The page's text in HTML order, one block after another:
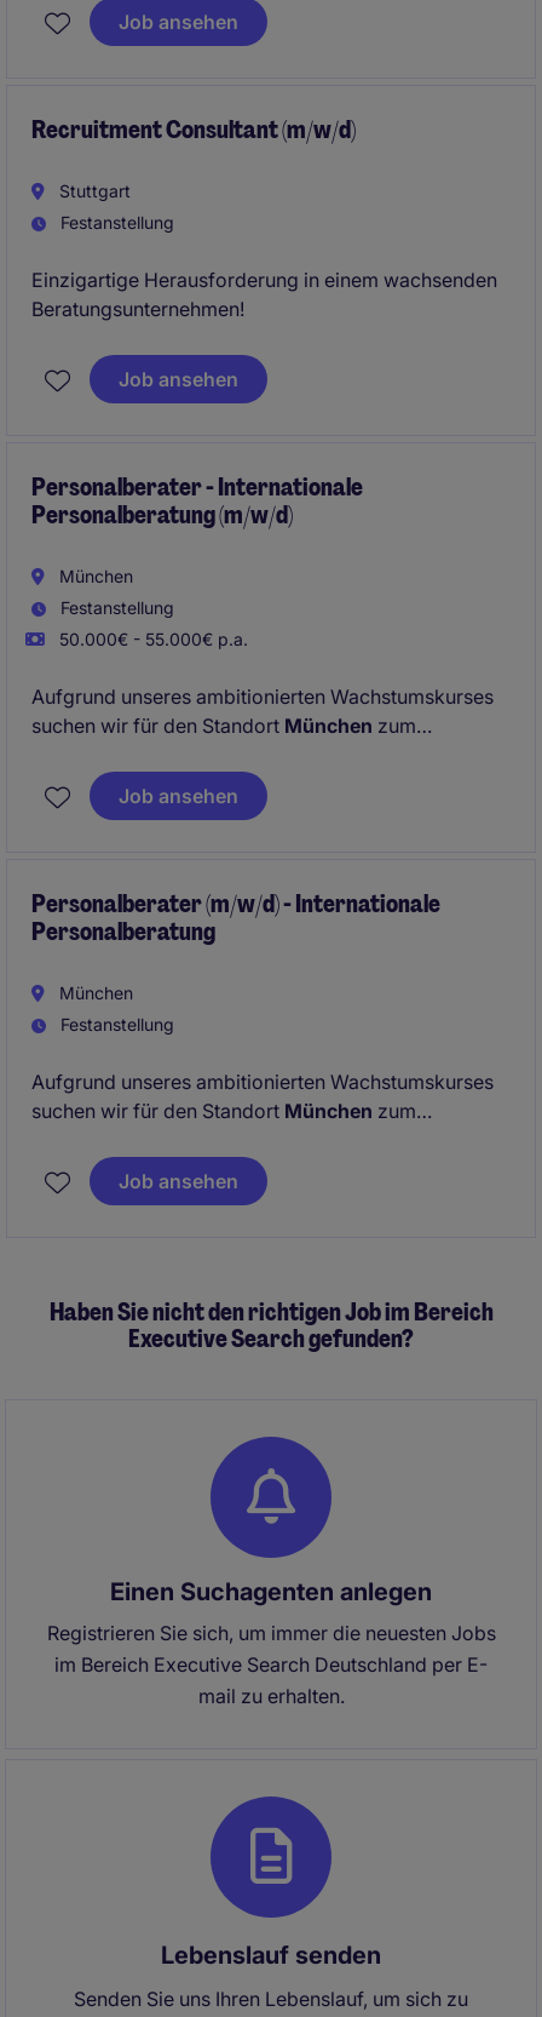
etabliertes Vertriebsgebiet mit mehreren Standorten
strategisch weiterentwickelt und nachhaltig auf
Job ansehen
Recruitment Consultant (m/w/d)
Stuttgart
Festanstellung
Einzigartige Herausforderung in einem wachsenden
Beratungsunternehmen!
Job ansehen
Personalberater - Internationale
Personalberatung (m/w/d)
München
Festanstellung
50.000€ - 55.000€ p.a.
Aufgrund unseres ambitionierten Wachstumskurses
suchen wir für den Standort München zum
(m/w/d),
die unsere Erfolgsgeschichte aktiv
mitgestalten möchten. Werde Teil der PageGroup
Job ansehen
Personalberater (m/w/d) - Internationale
Personalberatung
München
Festanstellung
Aufgrund unseres ambitionierten Wachstumskurses
suchen wir für den Standort München zum
(m/w/d),
die unsere Erfolgsgeschichte aktiv
mitgestalten möchten. Werde Teil der PageGroup
Job ansehen
Haben Sie nicht den richtigen Job im Bereich
Executive Search gefunden?
Einen Suchagenten anlegen
Registrieren Sie sich, um immer die neuesten Jobs
im Bereich Executive Search Deutschland per E-
mail zu erhalten.
Lebenslauf senden
Senden Sie uns Ihren Lebenslauf, um sich zu